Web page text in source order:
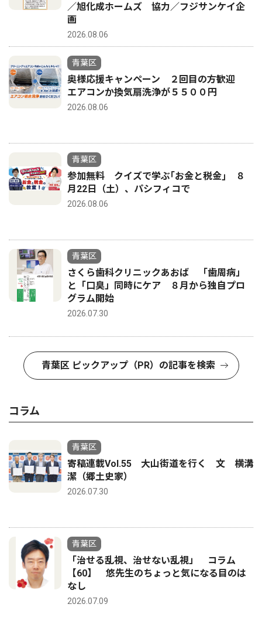
／旭化成ホームズ 協力／フジサンケイ企
画
2026.08.06
青葉区
奥様応援キャンペーン ２回目の方歓迎
エアコンか換気扇洗浄が５５００円
2026.08.06
青葉区
参加無料 クイズで学ぶ｢お金と税金｣ ８
月22日（土）、パシフィコで
2026.08.06
青葉区
さくら歯科クリニックあおば 「歯周病」
と「口臭」同時にケア ８月から独自プロ
グラム開始
2026.07.30
青葉区 ピックアップ（PR）の記事を検索
コラム
青葉区
寄稿連載Vol.55 大山街道を行く 文 横溝
潔（郷土史家）
2026.07.30
青葉区
「治せる乱視、治せない乱視」 コラム
【60】 悠先生のちょっと気になる目のは
なし
2026.07.09